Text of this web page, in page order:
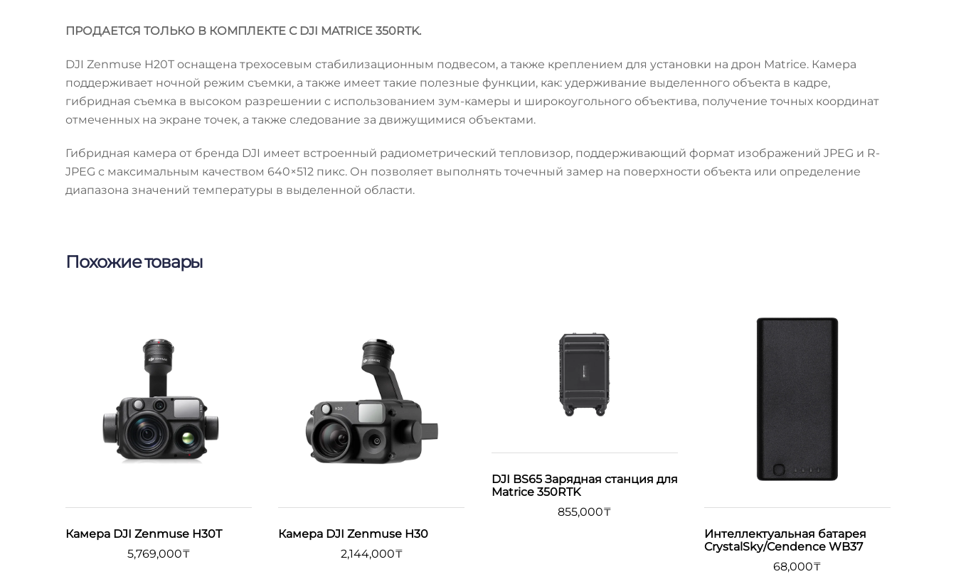
ПРОДАЕТСЯ ТОЛЬКО В КОМПЛЕКТЕ С DJI MATRICE 350RTK.
DJI Zenmuse H20T оснащена трехосевым стабилизационным подвесом, а также креплением для установки на дрон Matrice. Камера
поддерживает ночной режим съемки, а также имеет такие полезные функции, как: удерживание выделенного объекта в кадре,
гибридная съемка в высоком разрешении с использованием зум-камеры и широкоугольного объектива, получение точных координат
отмеченных на экране точек, а также следование за движущимися объектами.
Гибридная камера от бренда DJI имеет встроенный радиометрический тепловизор, поддерживающий формат изображений JPEG и R-
JPEG с максимальным качеством 640×512 пикс. Он позволяет выполнять точечный замер на поверхности объекта или определение
диапазона значений температуры в выделенной области.
Похожие товары
Камера DJI Zenmuse H30T
5,769,000₸
Камера DJI Zenmuse H30
2,144,000₸
DJI BS65 Зарядная станция для
Matrice 350RTK
855,000₸
Интеллектуальная батарея
CrystalSky/Cendence WB37
68,000₸